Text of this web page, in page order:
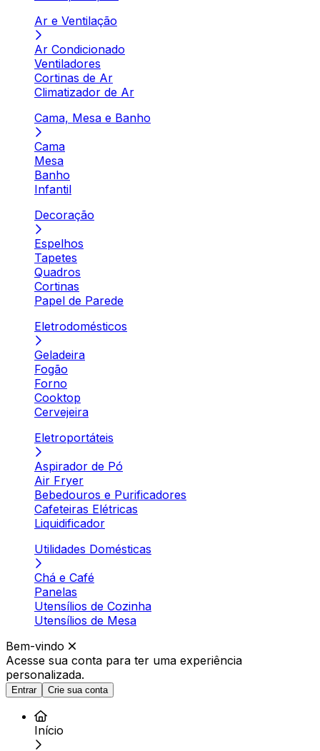
Ar e Ventilação
Ar Condicionado
Ventiladores
Cortinas de Ar
Climatizador de Ar
Cama, Mesa e Banho
Cama
Mesa
Banho
Infantil
Decoração
Espelhos
Tapetes
Quadros
Cortinas
Papel de Parede
Eletrodomésticos
Geladeira
Fogão
Forno
Cooktop
Cervejeira
Eletroportáteis
Aspirador de Pó
Air Fryer
Bebedouros e Purificadores
Cafeteiras Elétricas
Liquidificador
Utilidades Domésticas
Chá e Café
Panelas
Utensílios de Cozinha
Utensílios de Mesa
Bem-vindo
Acesse sua conta para ter uma experiência
personalizada.
Entrar Crie sua conta
Início